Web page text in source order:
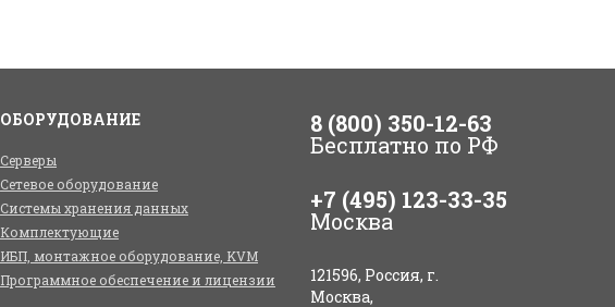
ОБОРУДОВАНИЕ
Серверы
Сетевое оборудование
Системы хранения данных
Комплектующие
ИБП, монтажное оборудование, KVM
Программное обеспечение и лицензии
8 (800) 350-12-63
Бесплатно по РФ
+7 (495) 123-33-35
Москва
121596, Россия, г.
Москва,